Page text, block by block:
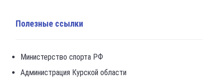
Полезные ссылки
Министерство спорта РФ
Администрация Курской области